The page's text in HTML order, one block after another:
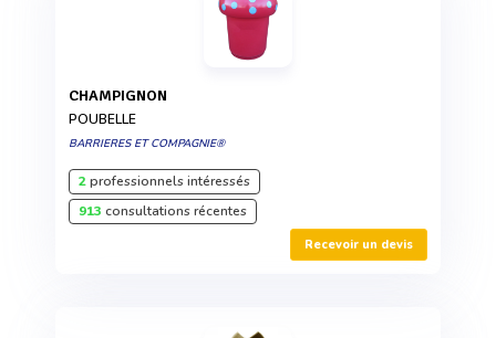
CHAMPIGNON
POUBELLE
BARRIERES ET COMPAGNIE®
2professionnels intéressés
913 consultations récentes
Recevoir un devis